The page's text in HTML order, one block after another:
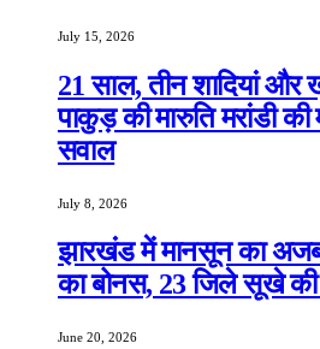
July 15, 2026
21 साल, तीन शादियां
पाकुड़ की मारुति मरांडी
सवाल
July 8, 2026
झारखंड में मानसून का अजब
का बोनस, 23 जिले सूखे की
June 20, 2026